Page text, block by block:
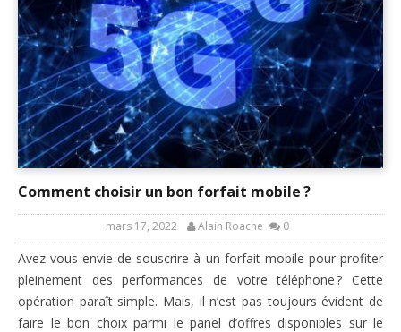
Comment choisir un bon forfait mobile ?
mars 17, 2022 Alain Roache 0
Avez-vous envie de souscrire à un forfait mobile pour profiter
pleinement des performances de votre téléphone ? Cette
opération paraît simple. Mais, il n’est pas toujours évident de
faire le bon choix parmi le panel d’offres disponibles sur le